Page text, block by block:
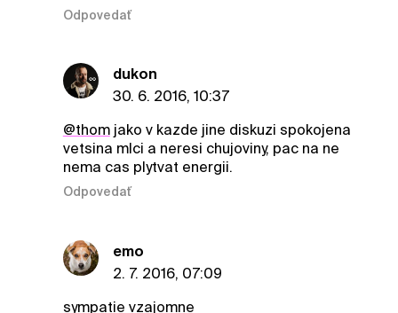
Odpovedať
dukon
30. 6. 2016, 10:37
@thomjako v kazde jine diskuzi spokojena
vetsina mlci a neresi chujoviny, pac na ne
nema cas plytvat energii.
Odpovedať
emo
2. 7. 2016, 07:09
sympatie vzajomne